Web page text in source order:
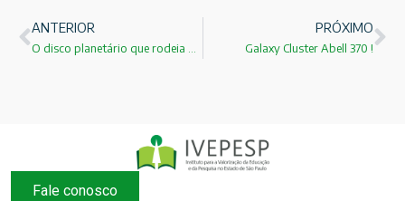
ANTERIOR PRÓXIMO
Galaxy Cluster Abell 370 !
Fale conosco